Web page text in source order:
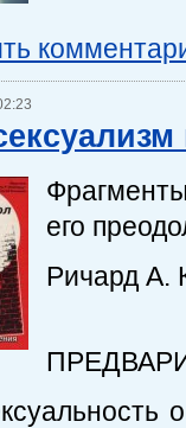
его
Ричард А.